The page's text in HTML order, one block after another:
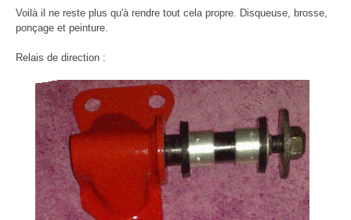
Voilà il ne reste plus qu'à rendre tout cela propre. Disqueuse, brosse,
ponçage et peinture.
Relais de direction :